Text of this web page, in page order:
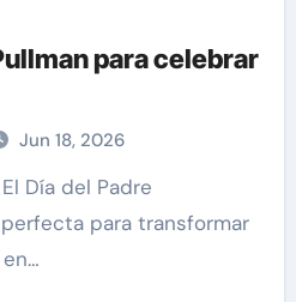
para celebrar
Jun 18, 2026
para transformar